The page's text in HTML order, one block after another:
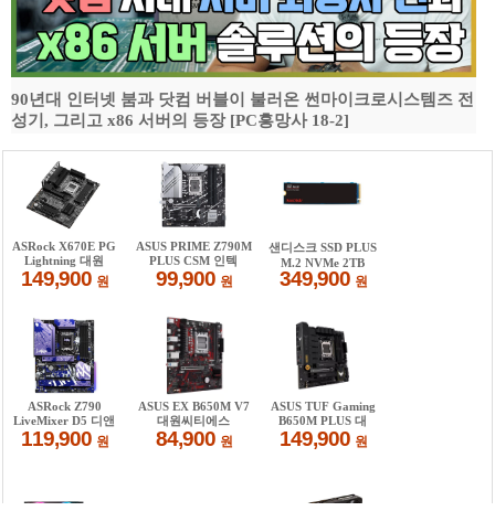
90년대 인터넷 붐과 닷컴 버블이 불러온 썬마이크로시스템즈 전
성기, 그리고 x86 서버의 등장 [PC흥망사 18-2]